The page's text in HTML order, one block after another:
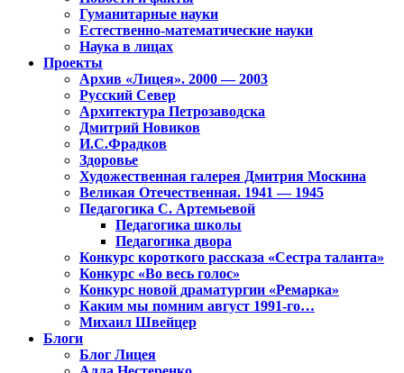
Гуманитарные науки
Естественно-математические науки
Наука в лицах
Проекты
Архив «Лицея». 2000 — 2003
Русский Север
Архитектура Петрозаводска
Дмитрий Новиков
И.С.Фрадков
Здоровье
Художественная галерея Дмитрия Москина
Великая Отечественная. 1941 — 1945
Педагогика С. Артемьевой
Педагогика школы
Педагогика двора
Конкурс короткого рассказа «Сестра таланта»
Конкурс «Во весь голос»
Конкурс новой драматургии «Ремарка»
Каким мы помним август 1991-го…
Михаил Швейцер
Блоги
Блог Лицея